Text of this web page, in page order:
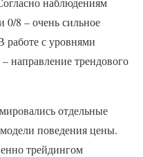
0/8 – очень сильное
работе с уровнями
направление трендового
отдельные
поведения цены.
трейдингом